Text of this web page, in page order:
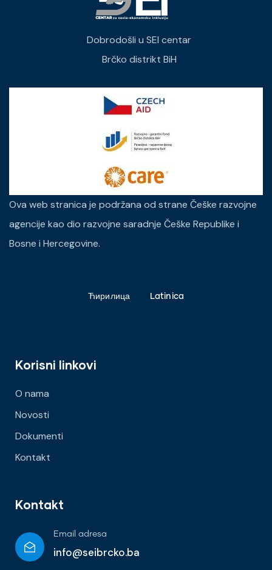
Dobrodošli u SEI centar
Brčko distrikt BiH
Ova web stranica je podržana od strane Češke razvojne
agencije kao dio razvojne saradnje Češke Republike i
Bosne i Hercegovine.
Ћирилица Latinica
Korisni linkovi
O nama
Novosti
Dokumenti
Kontakt
Kontakt
Email adresa
info@seibrcko.ba